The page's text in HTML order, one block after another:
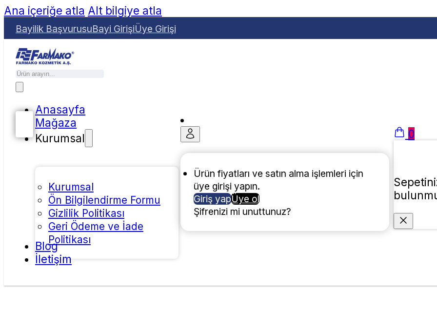
Ana içeriğe atla Alt bilgiye atla
Bayilik BaşvurusuBayi GirişiÜye Girişi
Anasayfa
Mağaza
Kurumsal
Kurumsal
Ön Bilgilendirme Formu
Gizlilik Politikası
Geri Ödeme ve İade
Politikası
Blog
İletişim
Ürün fiyatları ve satın alma işlemleri için
üye girişi yapın.
Giriş yapÜye ol
Şifrenizi mi unuttunuz?
0